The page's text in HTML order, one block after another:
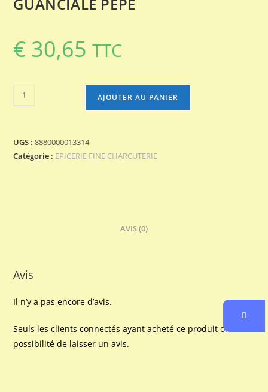
€ 30,65 TTC
quantité
de
AJOUTER AU PANIER
UGS :8880000013314
Catégorie : EPICERIE FINE CHARCUTERIE
AVIS (0)
Avis
Il n’y a pas encore d’avis.
Seuls les clients connectés ayant acheté ce produit ont la
possibilité de laisser un avis.